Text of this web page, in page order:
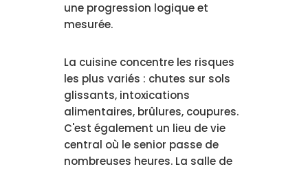
une progression logique et
mesurée.
La cuisine concentre les risques
les plus variés : chutes sur sols
glissants, intoxications
alimentaires, brûlures, coupures.
C'est également un lieu de vie
central où le senior passe de
nombreuses heures. La salle de